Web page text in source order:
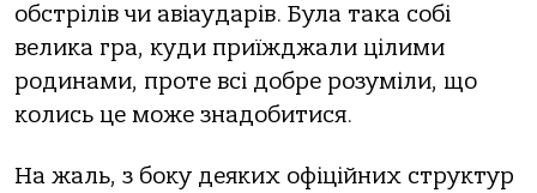
обстрілів чи авіаударів. Була така собі
велика гра, куди приїжджали цілими
родинами, проте всі добре розуміли, що
колись це може знадобитися.
На жаль, з боку деяких офіційних структур